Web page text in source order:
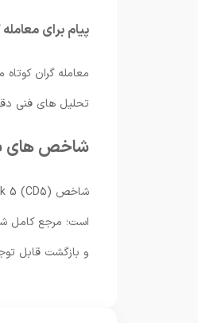
پیام برای
معامله گران
تحلیل های فنی
شاخص های
است؛ مرجع کامل
و بازگشت قابل